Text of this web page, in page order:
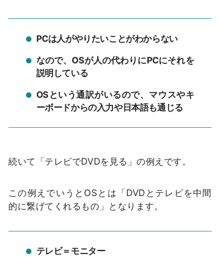
PCは人がやりたいことがわからない
なので、OSが人の代わりにPCにそれを
説明している
OSという通訳がいるので、マウスやキ
ーボードからの入力や日本語も通じる
続いて「テレビでDVDを見る」の例えです。
この例えでいうとOSとは「DVDとテレビを中間
的に繋げてくれるもの」となります。
テレビ＝モニター